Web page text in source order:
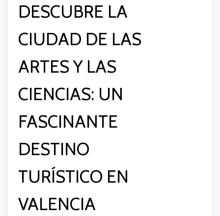
DESCUBRE LA
CIUDAD DE LAS
ARTES Y LAS
CIENCIAS: UN
FASCINANTE
DESTINO
TURÍSTICO EN
VALENCIA